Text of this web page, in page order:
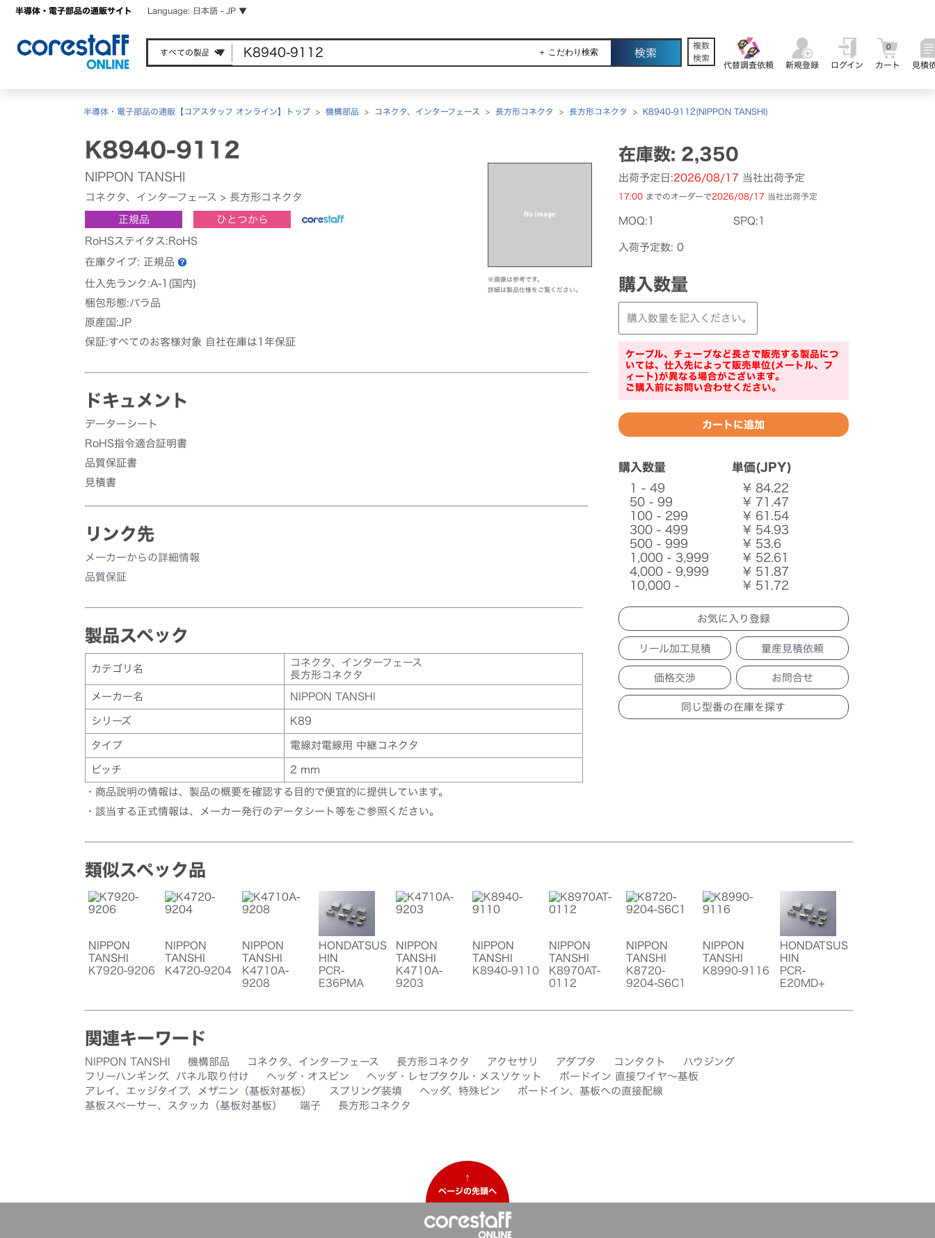
半導体・電子部品の通販サイト Language: 日本語 - JP ▼
＋ こだわり検索
複数
検索
代替調査依頼
新規登録 ログイン カート
0
見積
半導体・電子部品の通販【コアスタッフ オンライン】トップ > 機構部品 > コネクタ、インターフェース > 長方形コネクタ > 長方形コネクタ > K8940-9112(NIPPON TANSHI)
K8940-9112
NIPPON TANSHI
コネクタ、インターフェース > 長方形コネクタ
正規品 ひとつから
RoHSステイタス:RoHS
在庫タイプ: 正規品
仕入先ランク:A-1(国内)
梱包形態:バラ品
原産国:JP
保証:すべてのお客様対象 自社在庫は1年保証
※画像は参考です。
詳細は製品仕様をご覧ください。
ドキュメント
データーシート
RoHS指令適合証明書
品質保証書
見積書
リンク先
メーカーからの詳細情報
品質保証
製品スペック
カテゴリ名
コネクタ、インターフェース
長方形コネクタ
メーカー名 NIPPON TANSHI
シリーズ K89
タイプ 電線対電線用 中継コネクタ
ピッチ 2 mm
・商品説明の情報は、製品の概要を確認する目的で便宜的に提供しています。
・該当する正式情報は、メーカー発行のデータシート等をご参照ください。
在庫数: 2,350
出荷予定日:2026/08/17 当社出荷予定
17:00までのオーダーで2026/08/17 当社出荷予定
MOQ:1 SPQ:1
入荷予定数: 0
購入数量
ケーブル、チューブなど長さで販売する製品につ
いては、仕入先によって販売単位(メートル、フ
ィート)が異なる場合がございます。
ご購入前にお問い合わせください。
購入数量
単価(JPY)
1 - 49
¥ 84.22
50 - 99
¥ 71.47
100 - 299
¥ 61.54
300 - 499
¥ 54.93
500 - 999
¥ 53.6
1,000 - 3,999
¥ 52.61
4,000 - 9,999
¥ 51.87
10,000 -
¥ 51.72
リール加工見積 量産見積依頼
価格交渉 お問合せ
類似スペック品
NIPPON
TANSHI
K7920-9206
NIPPON
TANSHI
K4720-9204
NIPPON
TANSHI
K4710A-
9208
HONDATSUS
HIN
PCR-
E36PMA
NIPPON
TANSHI
K4710A-
9203
NIPPON
TANSHI
K8940-9110
NIPPON
TANSHI
K8970AT-
0112
NIPPON
TANSHI
K8720-
9204-S6C1
NIPPON
TANSHI
K8990-9116
HONDATSUS
HIN
PCR-
E20MD+
関連キーワード
NIPPON TANSHI 機構部品 コネクタ、インターフェース 長方形コネクタ アクセサリ アダプタ コンタクト
ハウジング
フリーハンギング、パネル取り付け
ヘッダ・オスピン ヘッダ・レセプタクル・メスソケット
ボードイン 直接ワイヤ～基板
アレイ、エッジタイプ、メザニン（基板対基板）
スプリング装填 ヘッダ、特殊ピン
ボードイン、基板への直接配線
基板スペーサー、スタッカ（基板対基板）
端子 長方形コネクタ
↑
ページの先頭へ